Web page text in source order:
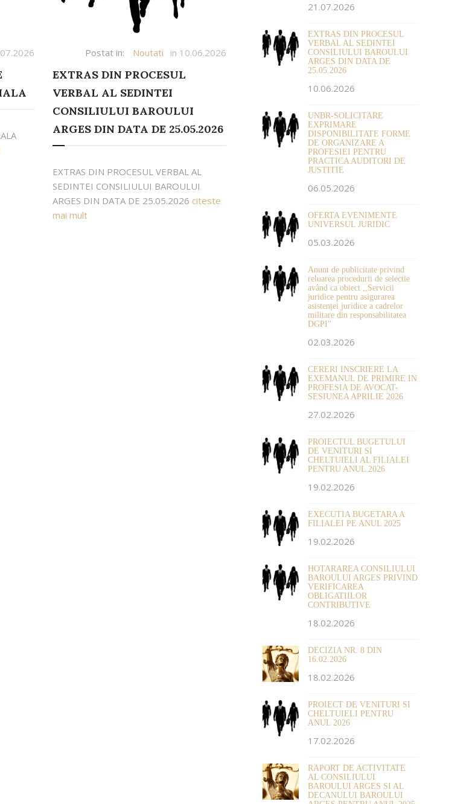
Postat in: Noutati in 10.06.2026
EXTRAS DIN PROCESUL
VERBAL AL SEDINTEI
CONSILIULUI BAROULUI
ARGES DIN DATA DE 25.05.2026
EXTRAS DIN PROCESUL VERBAL AL
SEDINTEI CONSILIULUI BAROULUI
ARGES DIN DATA DE 25.05.2026 citeste
mai mult
21.07.2026
EXTRAS DIN PROCESUL
VERBAL AL SEDINTEI
CONSILIULUI BAROULUI
ARGES DIN DATA DE
25.05.2026
10.06.2026
UNBR-SOLICITARE
EXPRIMARE
DISPONIBILITATE FORME
DE ORGANIZARE A
PROFESIEI PENTRU
PRACTICA AUDITORI DE
JUSTITIE
06.05.2026
OFERTA EVENIMENTE
UNIVERSUL JURIDIC
05.03.2026
Anunt de publicitate privind
reluarea procedurii de selectie
având ca obiect ,,Servicii
juridice pentru asigurarea
asistenței juridice a cadrelor
militare din responsabilitatea
DGPI"
02.03.2026
CERERI INSCRIERE LA
EXEMANUL DE PRIMIRE IN
PROFESIA DE AVOCAT-
SESIUNEA APRILIE 2026
27.02.2026
PROIECTUL BUGETULUI
DE VENITURI SI
CHELTUIELI AL FILIALEI
PENTRU ANUL 2026
19.02.2026
EXECUTIA BUGETARA A
FILIALEI PE ANUL 2025
19.02.2026
HOTARAREA CONSILIULUI
BAROULUI ARGES PRIVIND
VERIFICAREA
OBLIGATIILOR
CONTRIBUTIVE
18.02.2026
DECIZIA NR. 8 DIN
16.02.2026
18.02.2026
PROIECT DE VENITURI SI
CHELTUIELI PENTRU
ANUL 2026
17.02.2026
RAPORT DE ACTIVITATE
AL CONSILIULUI
BAROULUI ARGES SI AL
DECANULUI BAROULUI